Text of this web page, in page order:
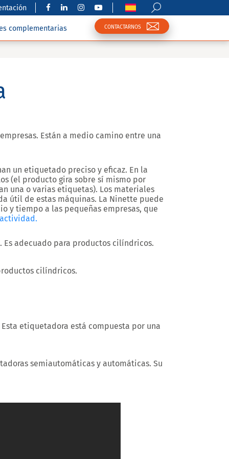
complementarias CONTACTARNOS
Están a medio camino entre una
un etiquetado preciso y eficaz. En la
(el producto gira sobre sí mismo por
una o varias etiquetas). Los materiales
útil de estas máquinas. La Ninette puede
y tiempo a las pequeñas empresas, que
adecuado para productos cilíndricos.
cilíndricos.
etiquetadora está compuesta por una
semiautomáticas y automáticas. Su